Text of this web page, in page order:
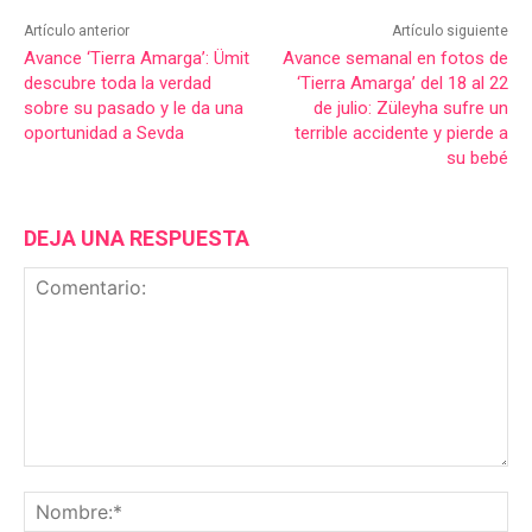
Artículo anterior
Avance ‘Tierra Amarga’: Ümit
descubre toda la verdad
sobre su pasado y le da una
oportunidad a Sevda
Artículo siguiente
Avance semanal en fotos de
‘Tierra Amarga’ del 18 al 22
de julio: Züleyha sufre un
terrible accidente y pierde a
su bebé
DEJA UNA RESPUESTA